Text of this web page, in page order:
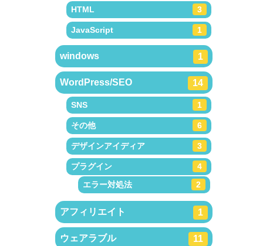
HTML 3
JavaScript 1
windows 1
WordPress/SEO 14
SNS 1
その他 6
デザインアイディア 3
プラグイン
4
エラー対処法
2
アフィリエイト 1
ウェアラブル 11